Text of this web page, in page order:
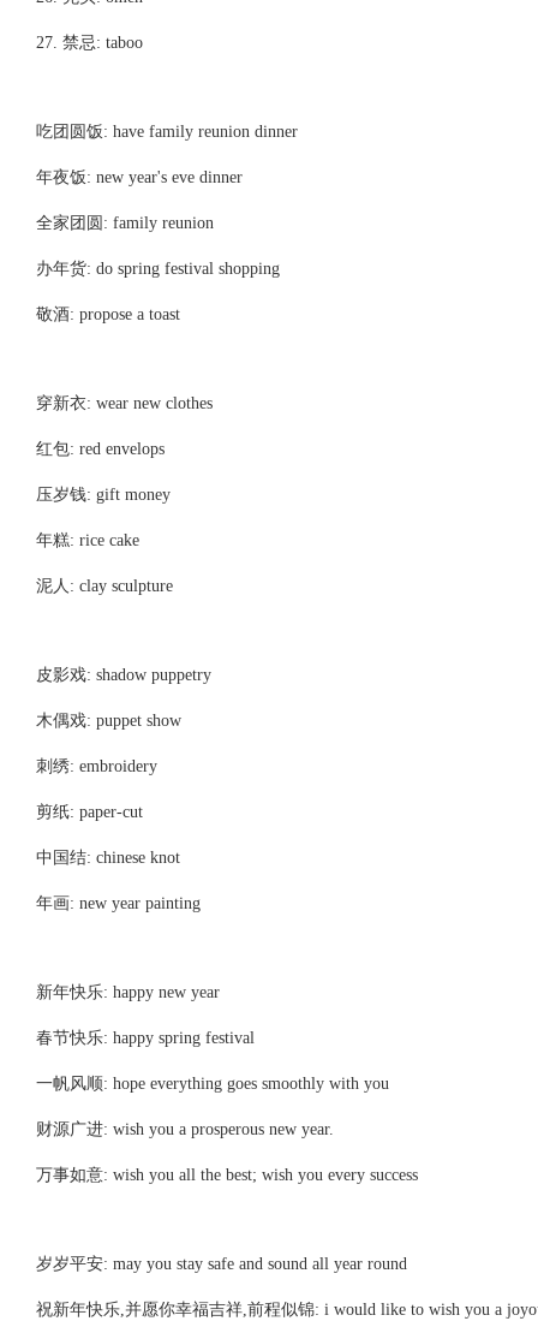
27. 禁忌: taboo
吃团圆饭: have family reunion dinner
年夜饭: new year's eve dinner
全家团圆: family reunion
办年货: do spring festival shopping
敬酒: propose a toast
穿新衣: wear new clothes
红包: red envelops
压岁钱: gift money
年糕: rice cake
泥人: clay sculpture
皮影戏: shadow puppetry
木偶戏: puppet show
刺绣: embroidery
剪纸: paper-cut
中国结: chinese knot
年画: new year painting
新年快乐: happy new year
春节快乐: happy spring festival
一帆风顺: hope everything goes smoothly with you
财源广进: wish you a prosperous new year.
万事如意: wish you all the best; wish you every success
岁岁平安: may you stay safe and sound all year round
祝新年快乐,并愿你幸福吉祥,前程似锦: i would like to wish you a